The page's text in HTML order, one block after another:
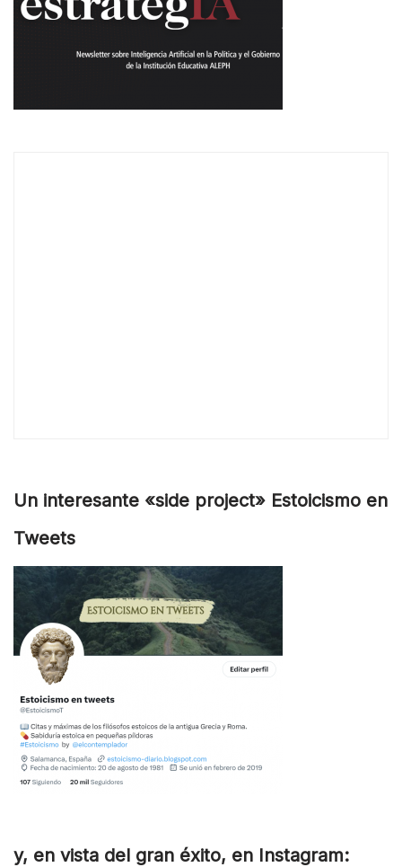
Un interesante «side project» Estoicismo en
Tweets
y, en vista del gran éxito, en Instagram: